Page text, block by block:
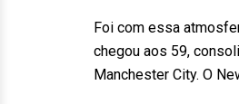
Foi com essa
chegou aos 59,
Manchester City. O